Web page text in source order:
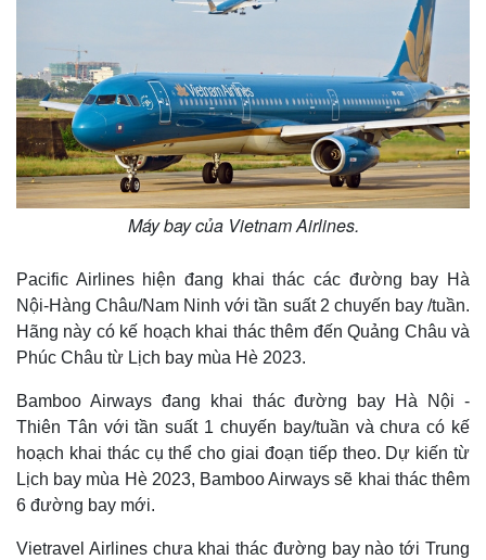
Máy bay của Vietnam Airlines.
Pacific Airlines hiện đang khai thác các đường bay Hà
Nội-Hàng Châu/Nam Ninh với tần suất 2 chuyến bay /tuần.
Hãng này có kế hoạch khai thác thêm đến Quảng Châu và
Phúc Châu từ Lịch bay mùa Hè 2023.
Bamboo Airways đang khai thác đường bay Hà Nội -
Thiên Tân với tần suất 1 chuyến bay/tuần và chưa có kế
hoạch khai thác cụ thể cho giai đoạn tiếp theo. Dự kiến từ
Lịch bay mùa Hè 2023, Bamboo Airways sẽ khai thác thêm
6 đường bay mới.
Vietravel Airlines chưa khai thác đường bay nào tới Trung